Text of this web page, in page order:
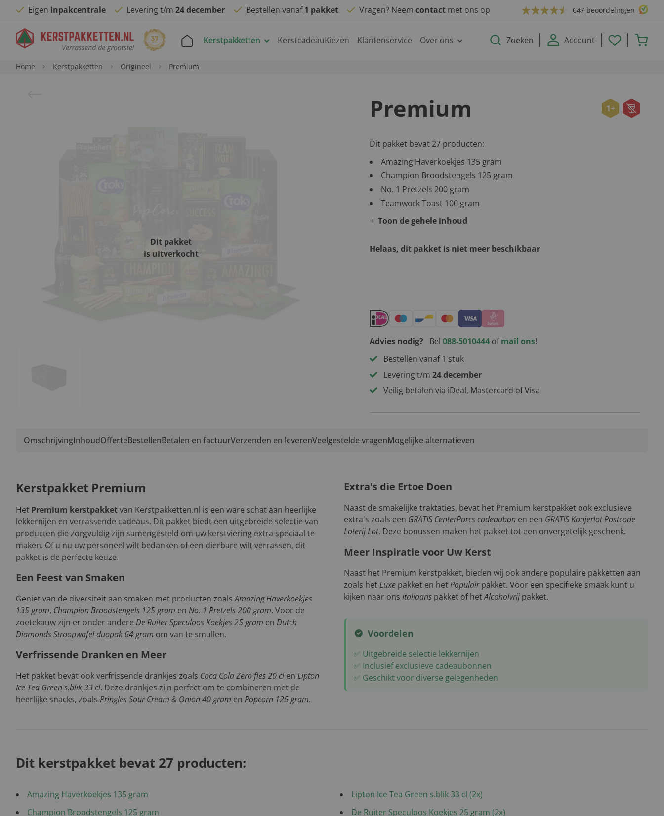
Eigen inpakcentrale Levering t/m24 december Bestellen vanaf1 pakket Vragen? Neem contact met ons op 647 beoordelingen
Kerstpakketten KerstcadeauKiezen Klantenservice Over ons Zoeken Account
Home Kerstpakketten Origineel Premium
Dit pakket
is uitverkocht
Premium 1+
Dit pakket bevat 27 producten:
Amazing Haverkoekjes 135 gram
Champion Broodstengels 125 gram
No. 1 Pretzels 200 gram
Teamwork Toast 100 gram
Toon de gehele inhoud
Helaas, dit pakket is niet meer beschikbaar
Advies nodig? Bel 088-5010444 ofmail ons!
Bestellen vanaf 1 stuk
Levering t/m 24 december
Veilig betalen via iDeal, Mastercard of Visa
OmschrijvingInhoudOfferteBestellenBetalen en factuurVerzenden en leverenVeelgestelde vragenMogelijke alternatieven
Kerstpakket Premium
Het Premium kerstpakketvan Kerstpakketten.nl is een ware schat aan heerlijke
lekkernijen en verrassende cadeaus. Dit pakket biedt een uitgebreide selectie van
producten die zorgvuldig zijn samengesteld om uw kerstviering extra speciaal te
maken. Of u nu uw personeel wilt bedanken of een dierbare wilt verrassen, dit
pakket is de perfecte keuze.
Een Feest van Smaken
Geniet van de diversiteit aan smaken met producten zoalsAmazing Haverkoekjes
135 gram, Champion Broodstengels 125 gram en No. 1 Pretzels 200 gram. Voor de
zoetekauw zijn er onder andere De Ruiter Speculoos Koekjes 25 gram en Dutch
Diamonds Stroopwafel duopak 64 gram om van te smullen.
Verfrissende Dranken en Meer
Het pakket bevat ook verfrissende drankjes zoals Coca Cola Zero fles 20 clen Lipton
Ice Tea Green s.blik 33 cl. Deze drankjes zijn perfect om te combineren met de
heerlijke snacks, zoals Pringles Sour Cream & Onion 40 gram en Popcorn 125 gram.
Extra's die Ertoe Doen
Naast de smakelijke traktaties, bevat het Premium kerstpakket ook exclusieve
extra's zoals een GRATIS CenterParcs cadeaubon en een GRATIS Kanjerlot Postcode
Loterij Lot. Deze bonussen maken het pakket tot een onvergetelijk geschenk.
Meer Inspiratie voor Uw Kerst
Naast het Premium kerstpakket, bieden wij ook andere populaire pakketten aan
zoals hetLuxe pakket en hetPopulairpakket. Voor een specifieke smaak kunt u
kijken naar ons Italiaans pakket of hetAlcoholvrij pakket.
Voordelen
✅ Uitgebreide selectie lekkernijen
✅ Inclusief exclusieve cadeaubonnen
✅ Geschikt voor diverse gelegenheden
Dit kerstpakket bevat 27 producten:
Amazing Haverkoekjes 135 gram
Champion Broodstengels 125 gram
Lipton Ice Tea Green s.blik 33 cl (2x)
De Ruiter Speculoos Koekjes 25 gram (2x)